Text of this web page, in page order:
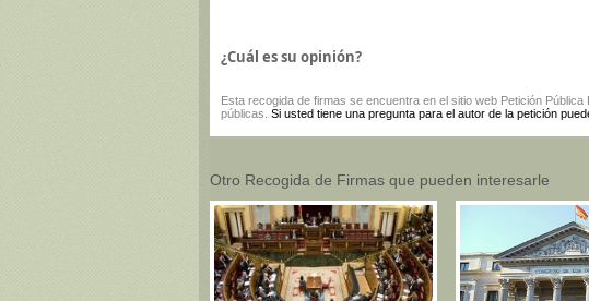
¿Cuál es su opinión?
Esta recogida de firmas se encuentra en el sitio web Petición Pública
públicas. Si usted tiene una pregunta para el autor de la petición
Otro Recogida de Firmas que pueden interesarle